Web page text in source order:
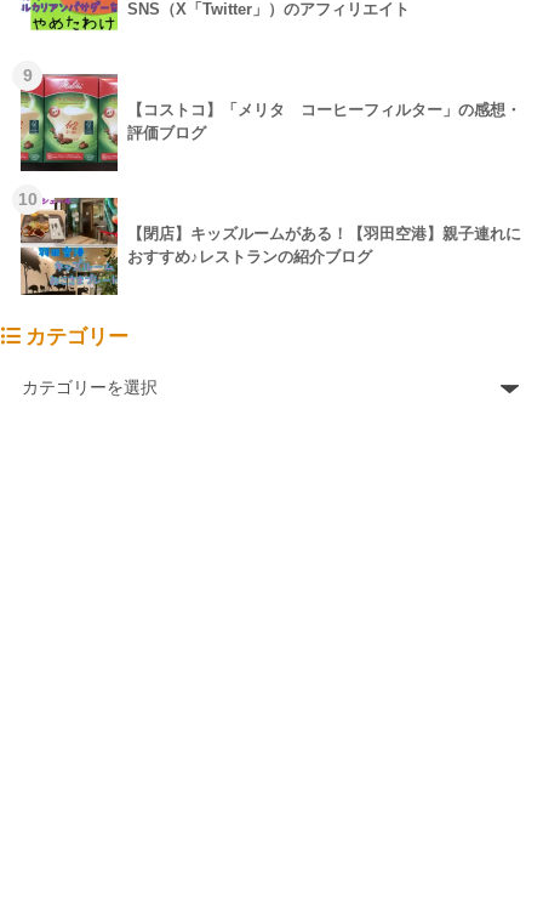
SNS（X「Twitter」）のアフィリエイト
9
【コストコ】「メリタ コーヒーフィルター」の感想・
評価ブログ
10
【閉店】キッズルームがある！【羽田空港】親子連れに
おすすめ♪レストランの紹介ブログ
カテゴリー